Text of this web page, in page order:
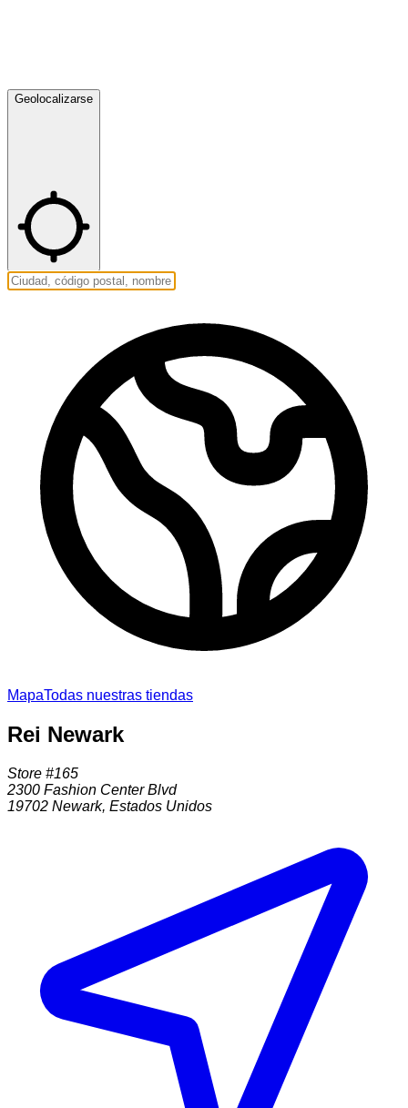
Geolocalizarse
MapaTodas nuestras tiendas
Rei Newark
Store #165
2300 Fashion Center Blvd
19702 Newark, Estados Unidos